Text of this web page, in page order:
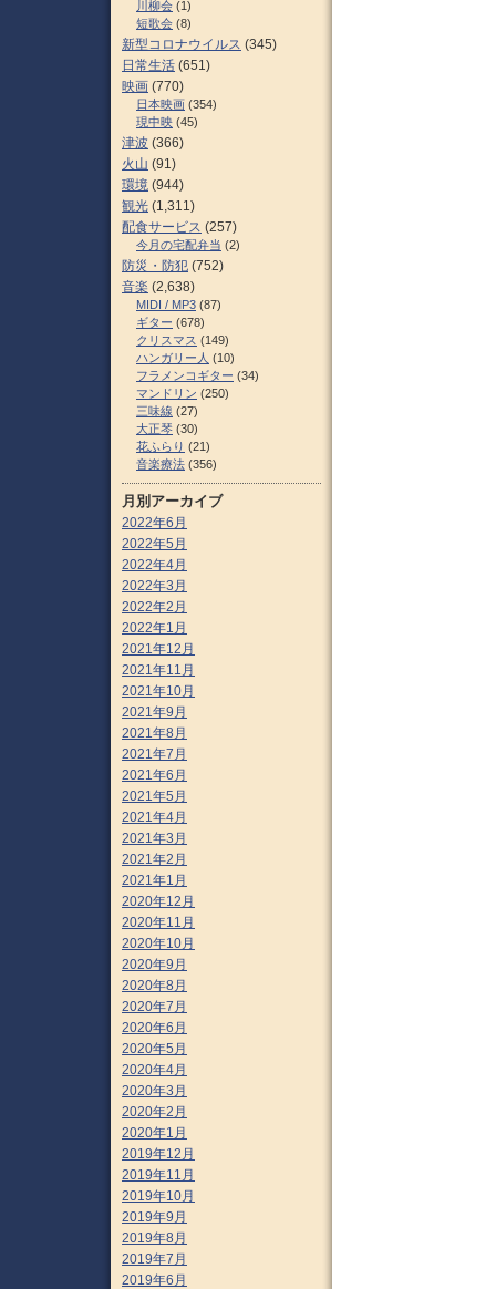
川柳会 (1)
短歌会 (8)
新型コロナウイルス (345)
日常生活 (651)
映画 (770)
日本映画 (354)
現中映 (45)
津波 (366)
火山 (91)
環境 (944)
観光 (1,311)
配食サービス (257)
今月の宅配弁当 (2)
防災・防犯 (752)
音楽 (2,638)
MIDI / MP3 (87)
ギター (678)
クリスマス (149)
ハンガリー人 (10)
フラメンコギター (34)
マンドリン (250)
三味線 (27)
大正琴 (30)
花ふらり (21)
音楽療法 (356)
月別アーカイブ
2022年6月
2022年5月
2022年4月
2022年3月
2022年2月
2022年1月
2021年12月
2021年11月
2021年10月
2021年9月
2021年8月
2021年7月
2021年6月
2021年5月
2021年4月
2021年3月
2021年2月
2021年1月
2020年12月
2020年11月
2020年10月
2020年9月
2020年8月
2020年7月
2020年6月
2020年5月
2020年4月
2020年3月
2020年2月
2020年1月
2019年12月
2019年11月
2019年10月
2019年9月
2019年8月
2019年7月
2019年6月